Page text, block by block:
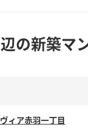
の新築マ
ィア赤羽一丁目